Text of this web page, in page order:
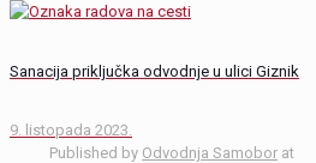
Sanacija priključka odvodnje u ulici Giznik
9. listopada 2023.
Published by Odvodnja Samobor at